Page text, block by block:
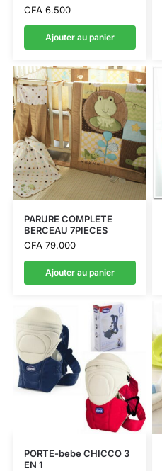
CFA6.500
Ajouter au panier
PARURE COMPLETE
BERCEAU 7PIECES
CFA79.000
Ajouter au panier
PORTE-bebe CHICCO 3
EN 1